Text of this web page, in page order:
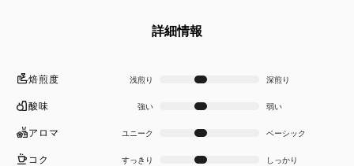
詳細情報
焙煎度 浅煎り 深煎り
酸味 強い 弱い
アロマ ユニーク ベーシック
コク すっきり しっかり